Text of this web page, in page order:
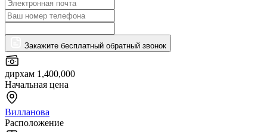
Закажите бесплатный обратный звонок
дирхам 1,400,000
Начальная цена
Вилланова
Расположение